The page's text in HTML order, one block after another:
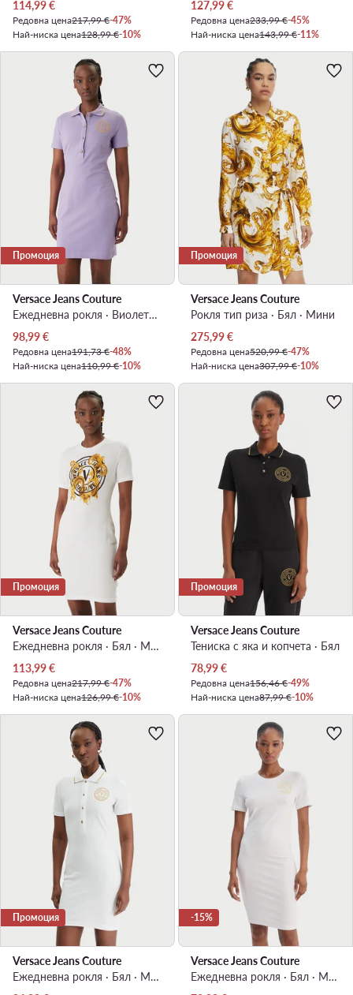
Актуална цена
114,99€
Редовна цена217,99 €-47%
Най-ниска цена128,99 €-10%
Актуална цена
127,99€
Редовна цена233,99 €-45%
Най-ниска цена143,99 €-11%
Промоция
Versace Jeans Couture
Ежедневна рокля · Виолетов · Мини
Актуална цена
98,99€
Редовна цена191,73 €-48%
Най-ниска цена110,99 €-10%
Промоция
Versace Jeans Couture
Рокля тип риза · Бял · Мини
Актуална цена
275,99€
Редовна цена520,99 €-47%
Най-ниска цена307,99 €-10%
Промоция
Versace Jeans Couture
Ежедневна рокля · Бял · Мини
Актуална цена
113,99€
Редовна цена217,99 €-47%
Най-ниска цена126,99 €-10%
Промоция
Versace Jeans Couture
Тениска с яка и копчета · Бял
Актуална цена
78,99€
Редовна цена156,46 €-49%
Най-ниска цена87,99 €-10%
Промоция
Versace Jeans Couture
Ежедневна рокля · Бял · Мини
-15%
Versace Jeans Couture
Ежедневна рокля · Бял · Мини